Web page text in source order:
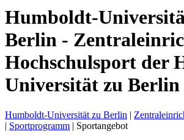
Humboldt-
Berlin -
Hochschulsport der
Universität zu Berlin
Humboldt-Universität zu Berlin |
| Sportprogramm | Sportangebot